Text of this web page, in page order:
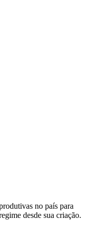
no país para
desde sua criação.